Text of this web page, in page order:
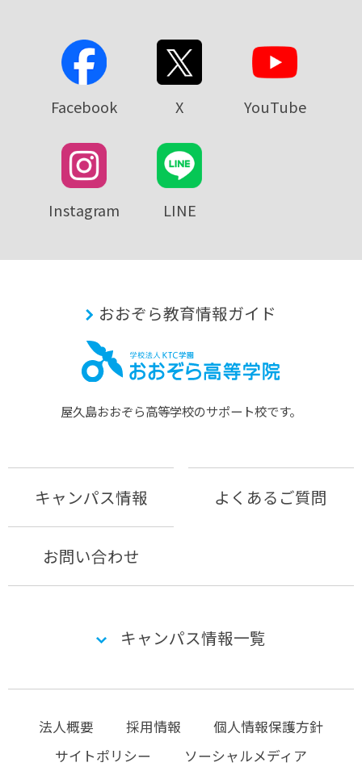
Facebook X YouTube
Instagram LINE
おおぞら教育情報ガイド
屋久島おおぞら⾼等学校のサポート校です。
キャンパス情報 よくあるご質問
お問い合わせ
キャンパス情報一覧
法人概要 採用情報
個人情報保護方針
サイトポリシー
ソーシャルメディア